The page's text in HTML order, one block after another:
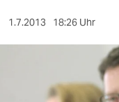
1.7.2013 18:26 Uhr